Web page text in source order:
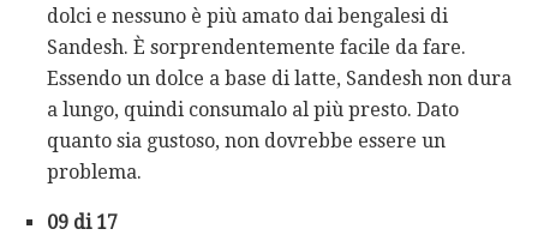
dolci e nessuno è più amato dai bengalesi di
Sandesh. È sorprendentemente facile da fare.
Essendo un dolce a base di latte, Sandesh non dura
a lungo, quindi consumalo al più presto. Dato
quanto sia gustoso, non dovrebbe essere un
problema.
09 di 17